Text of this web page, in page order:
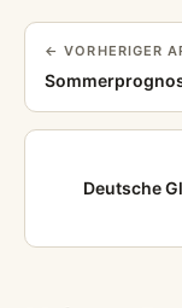
← VORHERIGER
Deutsche